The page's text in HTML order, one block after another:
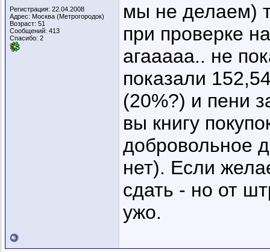
Регистрация: 22.04.2008
Адрес: Москва (Метрогородок)
Возраст: 51
Сообщений: 413
Спасибо: 2
мы не делаем)
при проверке
агааааа.. не
показали
(20%?) и пени
вы книгу
добровольное
нет). Если
сдать - но от
ужо.